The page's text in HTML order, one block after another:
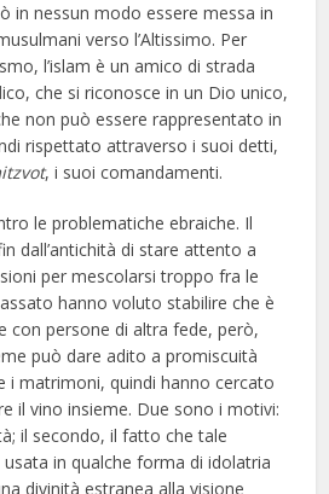
in nessun modo essere messa in
verso l’Altissimo. Per
l’islam è un amico di strada
che si riconosce in un Dio unico,
non può essere rappresentato in
rispettato attraverso i suoi detti,
, i suoi comandamenti.
le problematiche ebraiche. Il
dall’antichità di stare attento a
per mescolarsi troppo fra le
hanno voluto stabilire che è
con persone di altra fede, però,
può dare adito a promiscuità
i matrimoni, quindi hanno cercato
il vino insieme. Due sono i motivi:
il secondo, il fatto che tale
in qualche forma di idolatria
divinità estranea alla visione